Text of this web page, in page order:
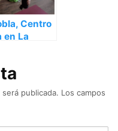
Centro
en La
publicada. Los campos